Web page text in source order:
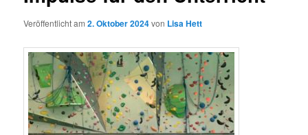
Veröffentlicht am2. Oktober 2024von Lisa Hett